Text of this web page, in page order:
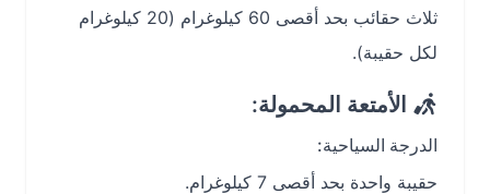
ثلاث حقائب بحد أقصى 60 كيلوغرام (20 كيلوغرام
لكل حقيبة).
الأمتعة المحمولة:
الدرجة السياحية:
حقيبة واحدة بحد أقصى 7 كيلوغرام.